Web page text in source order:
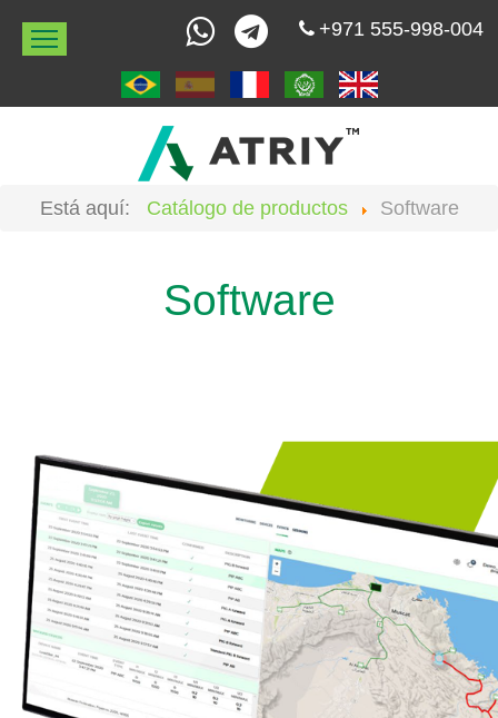
+971 555-998-004
Pagina de inicio Catálogo de productos
Está aquí: Catálogo de productos Software
Software